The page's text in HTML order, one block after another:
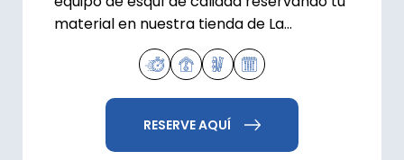
material en nuestra tienda de La
RESERVE AQUÍ